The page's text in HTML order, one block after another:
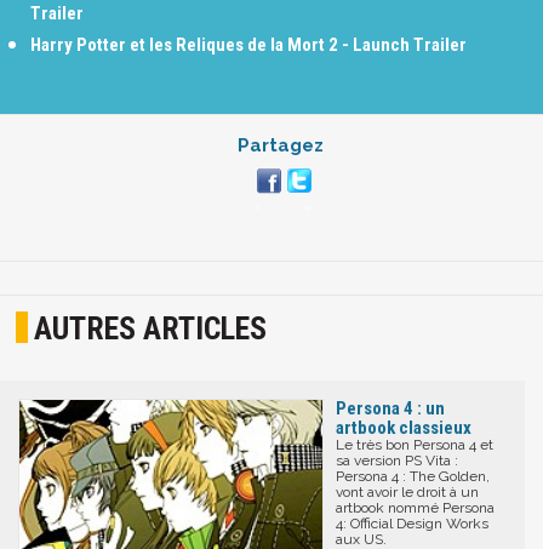
Trailer
Harry Potter et les Reliques de la Mort 2 - Launch Trailer
Partagez
AUTRES ARTICLES
Persona 4 : un
artbook classieux
Le très bon Persona 4 et
sa version PS Vita :
Persona 4 : The Golden,
vont avoir le droit à un
artbook nommé Persona
4: Official Design Works
aux US.